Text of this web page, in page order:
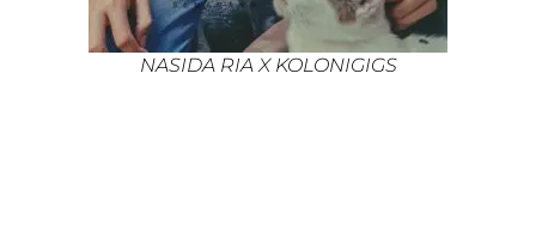
NASIDA RIA X KOLONIGIGS